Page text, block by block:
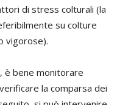
di stress colturali (la
su colture
vigorose).
è bene monitorare
la comparsa dei